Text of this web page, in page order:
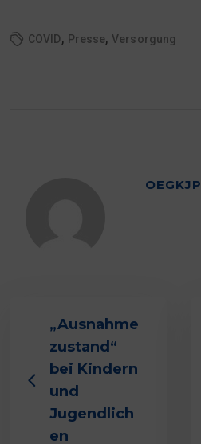
COVID, Presse, Versorgung
OEGKJP
„Ausnahme
zustand“
bei Kindern
und
Jugendlich
en